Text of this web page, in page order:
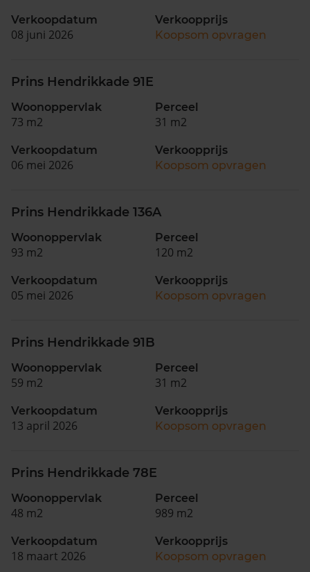
Verkoopdatum
08 juni 2026
Verkoopprijs
Koopsom opvragen
Prins Hendrikkade 91E
Woonoppervlak
73 m2
Perceel
31 m2
Verkoopdatum
06 mei 2026
Verkoopprijs
Koopsom opvragen
Prins Hendrikkade 136A
Woonoppervlak
93 m2
Perceel
120 m2
Verkoopdatum
05 mei 2026
Verkoopprijs
Koopsom opvragen
Prins Hendrikkade 91B
Woonoppervlak
59 m2
Perceel
31 m2
Verkoopdatum
13 april 2026
Verkoopprijs
Koopsom opvragen
Prins Hendrikkade 78E
Woonoppervlak
48 m2
Perceel
989 m2
Verkoopdatum
18 maart 2026
Verkoopprijs
Koopsom opvragen